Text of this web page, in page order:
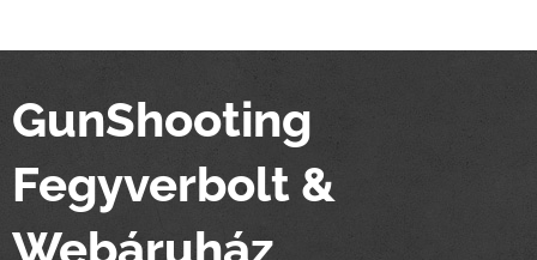
GunShooting
Fegyverbolt &
Webáruház